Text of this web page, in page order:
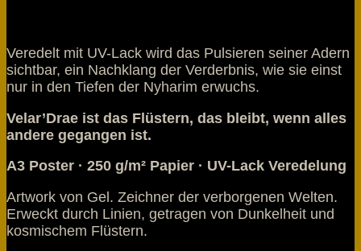
Veredelt mit UV-Lack wird das Pulsieren seiner Adern
sichtbar, ein Nachklang der Verderbnis, wie sie einst
nur in den Tiefen der Nyharim erwuchs.
Velar’Drae ist das Flüstern, das bleibt, wenn alles
andere gegangen ist.
A3 Poster · 250 g/m² Papier · UV-Lack Veredelung
Artwork von Gel. Zeichner der verborgenen Welten.
Erweckt durch Linien, getragen von Dunkelheit und
kosmischem Flüstern.